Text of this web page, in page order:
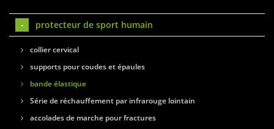
protecteur de sport humain
collier cervical
supports pour coudes et épaules
bande élastique
Série de réchauffement par infrarouge lointain
accolades de marche pour fractures